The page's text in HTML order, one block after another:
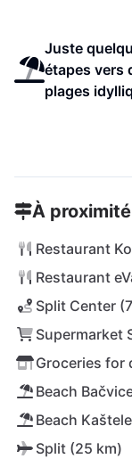
Juste
étapes vers
plages
À proximité
Restaurant
Restaurant
Split Center
Supermarket
Groceries for
Beach
Beach
Split (25 km)